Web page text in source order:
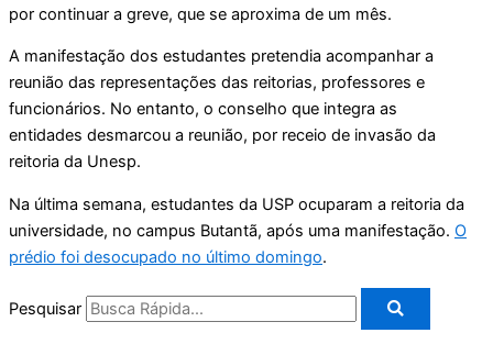
por continuar a greve, que se aproxima de um mês.
A manifestação dos estudantes pretendia acompanhar a
reunião das representações das reitorias, professores e
funcionários. No entanto, o conselho que integra as
entidades desmarcou a reunião, por receio de invasão da
reitoria da Unesp.
Na última semana, estudantes da USP ocuparam a reitoria da
universidade, no campus Butantã, após uma manifestação. O
prédio foi desocupado no último domingo.
Pesquisar